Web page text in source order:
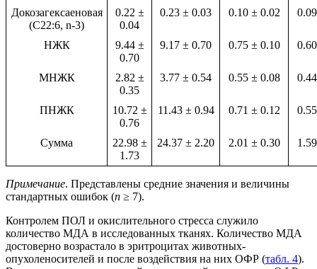
Докозагексаеновая
(C22:6, n-3)
0.22 ±
0.04
0.23 ± 0.03 0.10 ± 0.02
НЖК
9.44 ±
0.70
9.17 ± 0.70 0.75 ± 0.10
МНЖК
2.82 ±
0.35
3.77 ± 0.54 0.55 ± 0.08
ПНЖК
10.72 ±
0.76
11.43 ± 0.94 0.71 ± 0.12
Сумма
22.98 ±
1.73
24.37 ± 2.20 2.01 ± 0.30
Примечание. Представлены средние значения и величины
стандартных ошибок (n ≥ 7).
Контролем ПОЛ и окислительного стресса служило
количество МДА в исследованных тканях. Количество МДА
достоверно возрастало в эритроцитах животных-
опухоленосителей и после воздействия на них ОФР (табл. 4).